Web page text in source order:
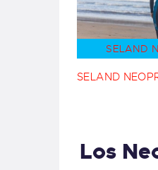
SELAND
SELAND
Los